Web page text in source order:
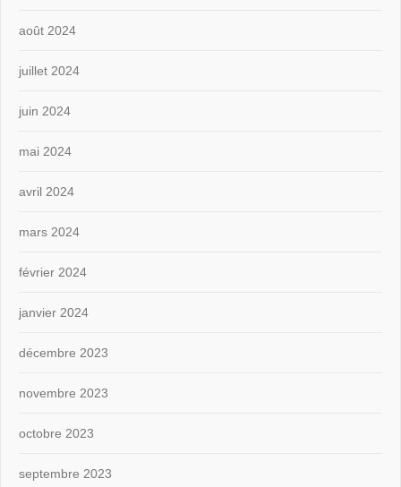
août 2024
juillet 2024
juin 2024
mai 2024
avril 2024
mars 2024
février 2024
janvier 2024
décembre 2023
novembre 2023
octobre 2023
septembre 2023